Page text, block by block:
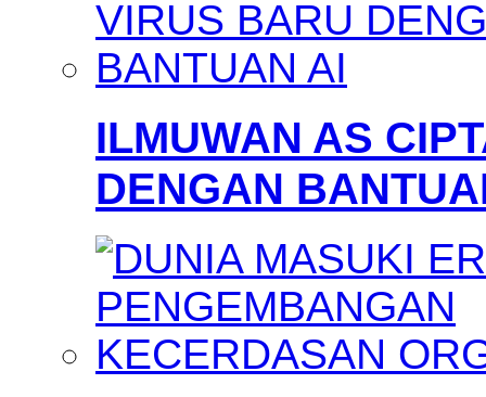
ILMUWAN AS
DENGAN